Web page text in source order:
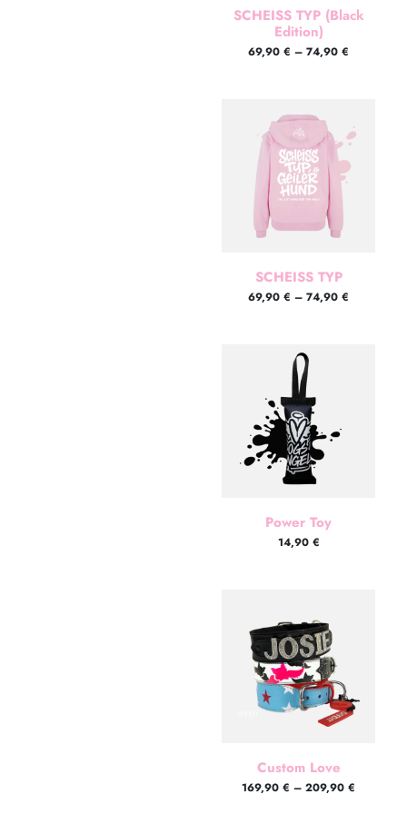
SCHEISS TYP (Black
Edition)
69,90 € – 74,90 €
SCHEISS TYP
69,90 € – 74,90 €
Power Toy
14,90 €
Custom Love
169,90 € – 209,90 €